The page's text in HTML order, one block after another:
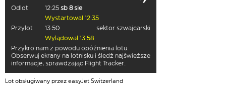
Odlot
12:25 sb 8 sie
Wystartował 12:35
Przylot
13:50
sektor szwajcarski
Wylądował 13:58
Przykro nam z powodu opóźnienia lotu.
Obserwuj ekrany na lotnisku i śledź najświeższe
informacje, sprawdzając Flight Tracker.
Lot obsługiwany przez easyJet Switzerland